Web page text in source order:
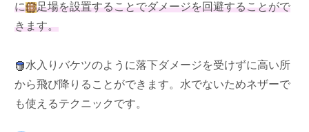
に
足場を設置することでダメージを回避することがで
きます。
水入りバケツのように落下ダメージを受けずに高い所
から飛び降りることができます。水でないためネザーで
も使えるテクニックです。